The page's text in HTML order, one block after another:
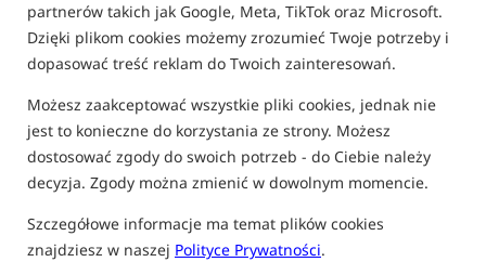
partnerów takich jak Google, Meta, TikTok oraz Microsoft.
Dzięki plikom cookies możemy zrozumieć Twoje potrzeby i
dopasować treść reklam do Twoich zainteresowań.
Możesz zaakceptować wszystkie pliki cookies, jednak nie
jest to konieczne do korzystania ze strony. Możesz
dostosować zgody do swoich potrzeb - do Ciebie należy
decyzja. Zgody można zmienić w dowolnym momencie.
Szczegółowe informacje ma temat plików cookies
znajdziesz w naszej Polityce Prywatności.
tylko produkty na"naszym magazynie"
(część opcji mogła zostać ukryta przez wybrany sposób filtrowania)